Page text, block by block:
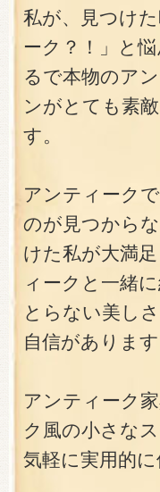
私が、見つけ
ーク？！」と
るで本物のア
ンがとても素
す。
アンティーク
のが見つから
けた私が大満
ィークと一緒
とらない美し
自信があります
アンティーク
ク風の小さな
気軽に実用的に